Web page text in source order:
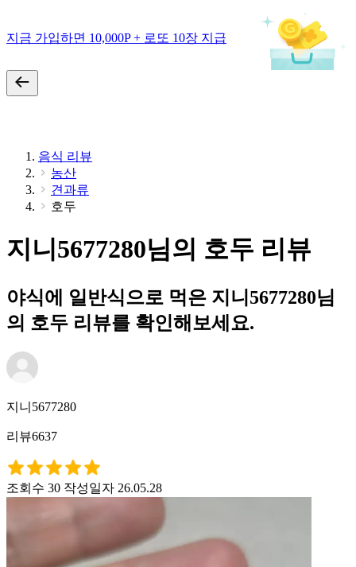
지금 가입하면 10,000P + 로또 10장 지급
음식 리뷰
농산
견과류
호두
지니5677280님의 호두 리뷰
야식에 일반식으로 먹은 지니5677280님
의 호두 리뷰를 확인해보세요.
지니5677280
리뷰6637
조회수 30 작성일자 26.05.28